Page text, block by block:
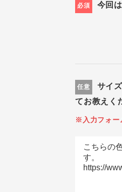
必須 今回
任意
サイ
てお教えく
※入力フォー